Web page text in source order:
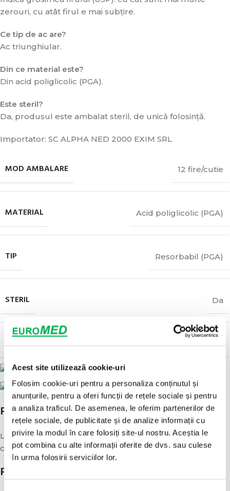
Acest site utilizează cookie-uri
Folosim cookie-uri pentru a personaliza conținutul și
anunțurile, pentru a oferi funcții de rețele sociale și pentru
a analiza traficul. De asemenea, le oferim partenerilor de
rețele sociale, de publicitate și de analize informații cu
privire la modul în care folosiți site-ul nostru. Aceștia le
pot combina cu alte informații oferite de dvs. sau culese
în urma folosirii serviciilor lor.
zerouri, cu atât firul e mai subțire.
Ce tip de ac are?
Ac triunghiular.
Din ce material este?
Din acid poliglicolic (PGA).
Este steril?
Da, produsul este ambalat steril, de unică folosință.
Importator: SC ALPHA NED 2000 EXIM SRL
MOD AMBALARE 12 fire/cutie
MATERIAL Acid poliglicolic (PGA)
TIP Resorbabil (PGA)
STERIL Da
MARCAJ CE
POLITICA DE LIVRARE
Livrarea se va face in decurs de 1-3 zile de la plasarea
comenzii.
POLITICA DE RETUR